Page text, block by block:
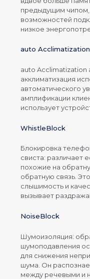
предыдущим
возможностей
низкое
auto Acclimatization
auto Acclimatization
акклиматизация
автоматического
амплификации
использует
WhistleBlock
Блокировка
свиста: различает
похожие на
обратную связь.
слышимость и
вызывает
NoiseBlock
Шумоизоляция:
шумоподавления
для снижения
шума. Он
между речевыми и